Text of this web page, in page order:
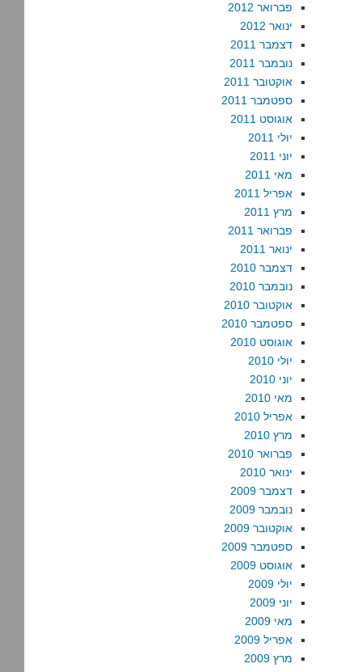
פברואר 2012
ינואר 2012
דצמבר 2011
נובמבר 2011
אוקטובר 2011
ספטמבר 2011
אוגוסט 2011
יולי 2011
יוני 2011
מאי 2011
אפריל 2011
מרץ 2011
פברואר 2011
ינואר 2011
דצמבר 2010
נובמבר 2010
אוקטובר 2010
ספטמבר 2010
אוגוסט 2010
יולי 2010
יוני 2010
מאי 2010
אפריל 2010
מרץ 2010
פברואר 2010
ינואר 2010
דצמבר 2009
נובמבר 2009
אוקטובר 2009
ספטמבר 2009
אוגוסט 2009
יולי 2009
יוני 2009
מאי 2009
אפריל 2009
מרץ 2009